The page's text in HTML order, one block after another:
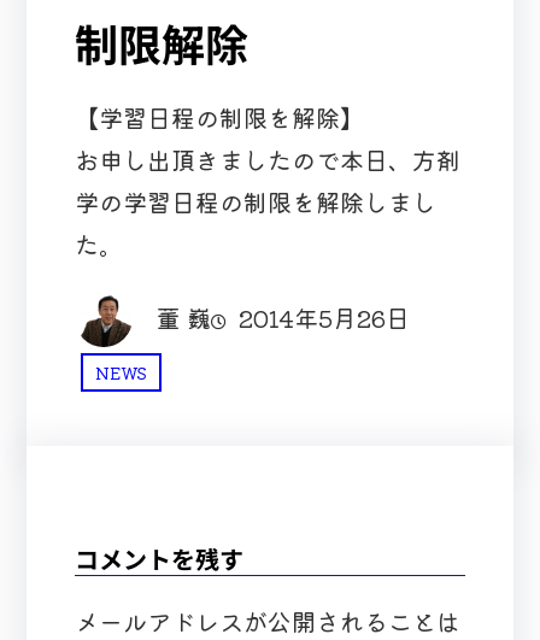
制限解除
【学習日程の制限を解除】
お申し出頂きましたので本日、方剤
学の学習日程の制限を解除しまし
た。
董 巍 2014年5月26日
NEWS
コメントを残す
メールアドレスが公開されることは